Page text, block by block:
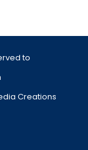
to
Creations